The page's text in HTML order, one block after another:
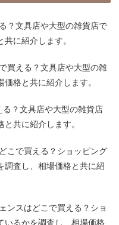
？文具店や大型の雑貨店で
に紹介します。
買える？文具店や大型の雑
格と共に紹介します。
？文具店や大型の雑貨店
共に紹介します。
こで買える？ショッピング
調査し、相場価格と共に紹
ンスはどこで買える？ショ
いるかを調査し、相場価格